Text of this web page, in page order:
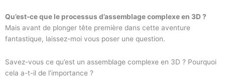
Qu’est-ce que le processus d’assemblage complexe en 3D ?
Mais avant de plonger tête première dans cette aventure
fantastique, laissez-moi vous poser une question.
Savez-vous ce qu’est un assemblage complexe en 3D ? Pourquoi
cela a-t-il de l’importance ?